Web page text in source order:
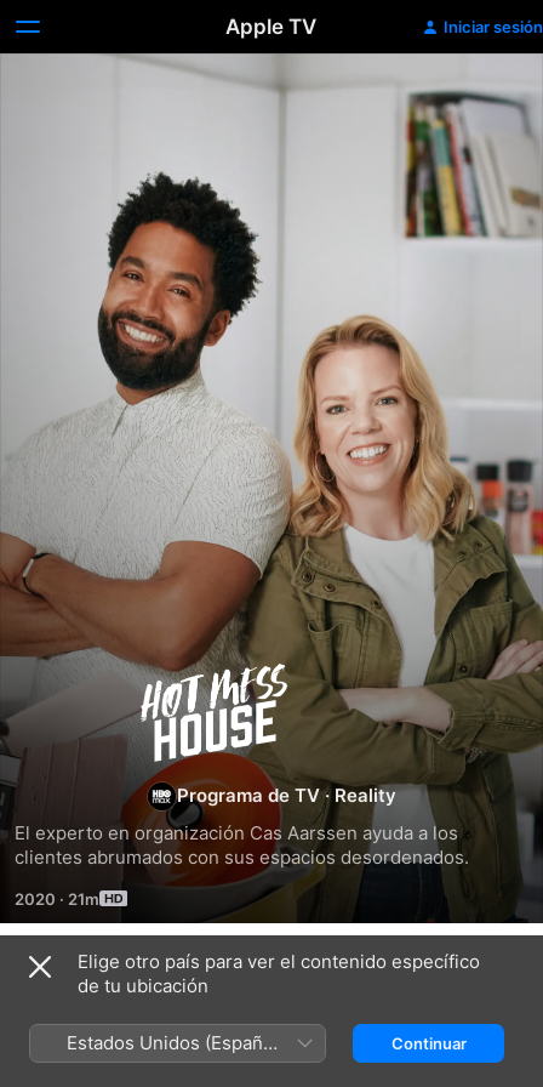
Apple TV Iniciar sesión
Mi
hogar
es
un
desastre
Programa de TV · Reality
El experto en organización Cas Aarssen ayuda a los
clientes abrumados con sus espacios desordenados.
2020 · 21m
Temporada 1
Elige otro país para ver el contenido específico
de tu ubicación
Estados Unidos (Español
México)
Continuar